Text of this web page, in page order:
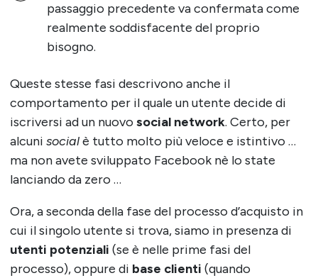
passaggio precedente va confermata come
realmente soddisfacente del proprio
bisogno.
Queste stesse fasi descrivono anche il
comportamento per il quale un utente decide di
iscriversi ad un nuovo social network. Certo, per
alcuni socialè tutto molto più veloce e istintivo …
ma non avete sviluppato Facebook nè lo state
lanciando da zero …
Ora, a seconda della fase del processo d’acquisto in
cui il singolo utente si trova, siamo in presenza di
utenti potenziali (se è nelle prime fasi del
processo), oppure di base clienti (quando